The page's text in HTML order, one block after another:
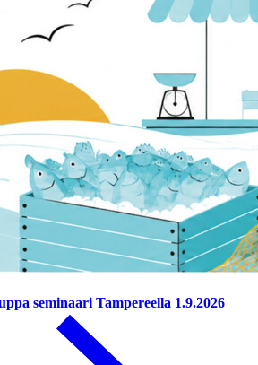
seminaari Tampereella 1.9.2026